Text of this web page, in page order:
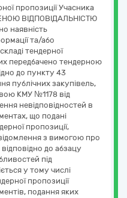
пропозиції Учасника
ВІДПОВІДАЛЬНІСТЮ
наявність
та/або
тендерної
передбачено тендерною
до пункту 43
публічних закупівель,
КМУ №1178 від
невідповідностей в
що подані
пропозиції,
з вимогою про
до абзацу
під
у тому числі
пропозиції
подання яких